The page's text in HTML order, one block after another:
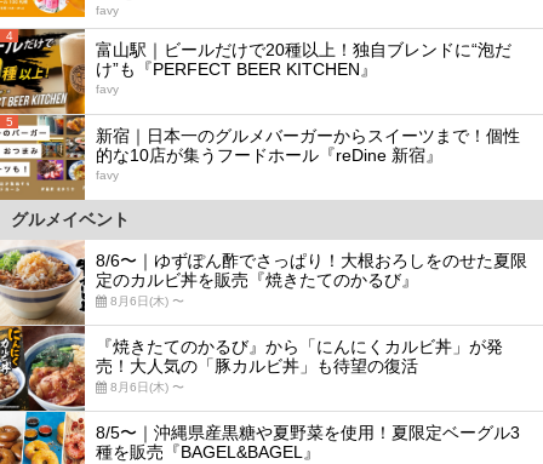
favy
4
富山駅｜ビールだけで20種以上！独自ブレンドに“泡だ
け”も『PERFECT BEER KITCHEN』
favy
5
新宿｜日本一のグルメバーガーからスイーツまで！個性
的な10店が集うフードホール『reDine 新宿』
favy
グルメイベント
8/6〜｜ゆずぽん酢でさっぱり！大根おろしをのせた夏限
定のカルビ丼を販売『焼きたてのかるび』
8月6日(木) 〜
『焼きたてのかるび』から「にんにくカルビ丼」が発
売！大人気の「豚カルビ丼」も待望の復活
8月6日(木) 〜
8/5〜｜沖縄県産黒糖や夏野菜を使用！夏限定ベーグル3
種を販売『BAGEL&BAGEL』